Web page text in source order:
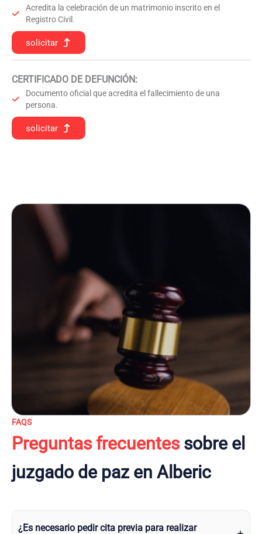
Acredita la celebración de un matrimonio inscrito en el
Registro Civil.
solicitar
CERTIFICADO DE DEFUNCIÓN:
Documento oficial que acredita el fallecimiento de una
persona.
solicitar
FAQS
Preguntas frecuentessobre el
juzgado de paz en Alberic
¿Es necesario pedir cita previa para realizar